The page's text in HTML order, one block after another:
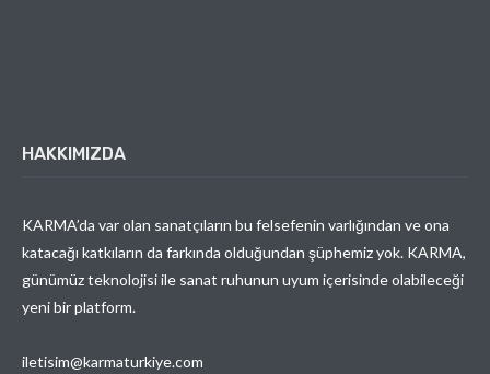
HAKKIMIZDA
KARMA’da var olan sanatçıların bu felsefenin varlığından ve ona
katacağı katkıların da farkında olduğundan şüphemiz yok. KARMA,
günümüz teknolojisi ile sanat ruhunun uyum içerisinde olabileceği
yeni bir platform.
iletisim@karmaturkiye.com